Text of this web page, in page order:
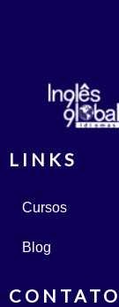
LINKS
Cursos
Blog